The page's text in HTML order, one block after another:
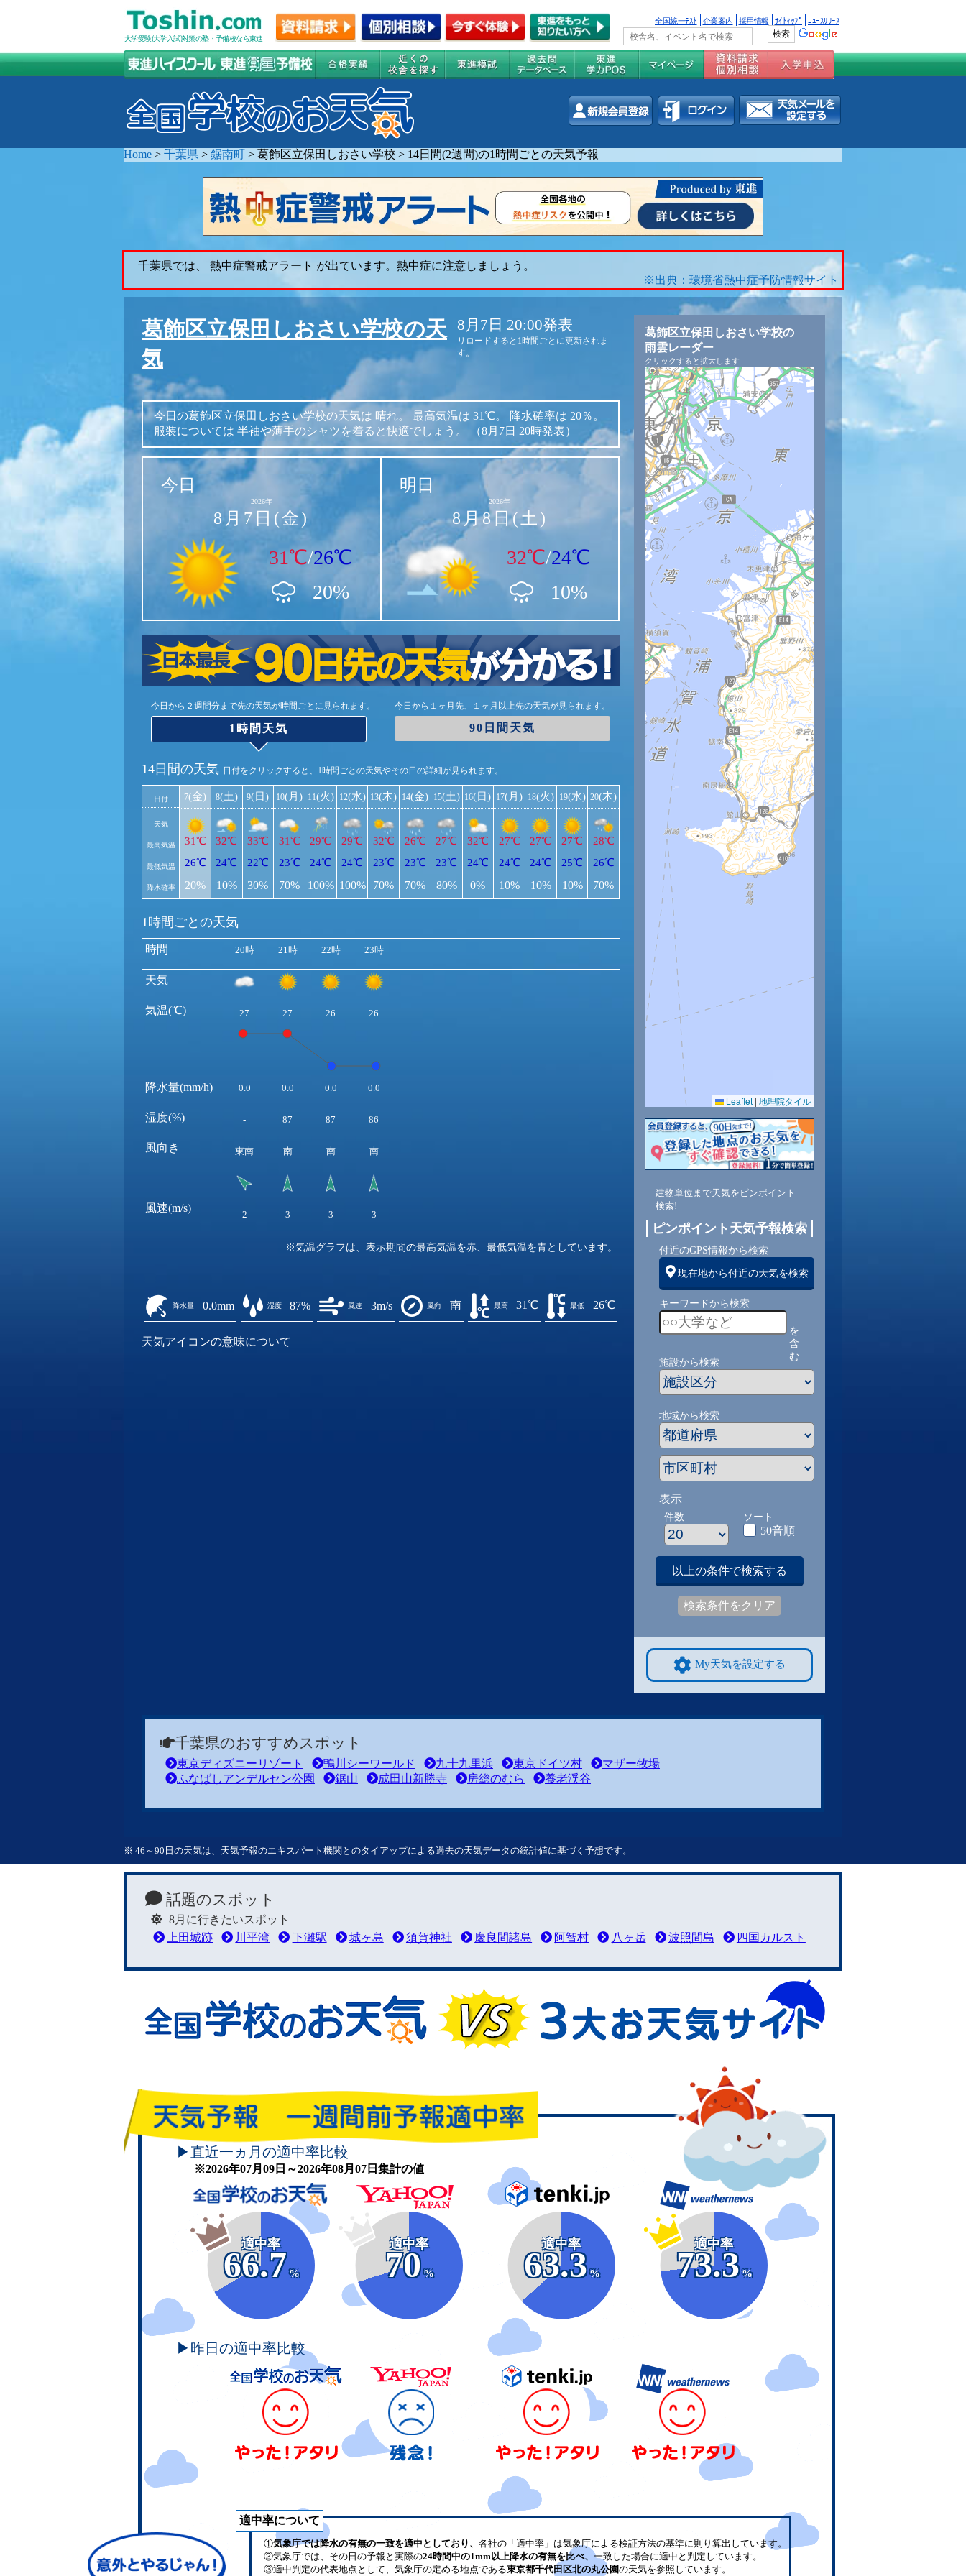
大学受験(大学入試)対策の塾・予備校なら東進
全国統一ﾃｽﾄ 企業案内 採用情報 ｻｲﾄﾏｯﾌﾟ ﾆｭｰｽﾘﾘｰｽ
Home > 千葉県 > 鋸南町 > 葛飾区立保田しおさい学校 > 14日間(2週間)の1時間ごとの天気予報
千葉県では、 熱中症警戒アラート が出ています。熱中症に注意しましょう。
※出典：環境省熱中症予防情報サイト
葛飾区立保田しおさい学校の天
気
8月7日 20:00発表
リロードすると1時間ごとに更新されま
す。
今日の葛飾区立保田しおさい学校の天気は 晴れ。 最高気温は 31℃。 降水確率は 20％。
服装については 半袖や薄手のシャツを着ると快適でしょう。 （8月7日 20時発表）
今日
2026年
8月7日(金)
31℃/26℃
20%
明日
2026年
8月8日(土)
32℃/24℃
10%
今日から２週間分まで先の天気が時間ごとに見られます。
1時間天気
今日から１ヶ月先、１ヶ月以上先の天気が見られます。
90日間天気
14日間の天気 日付をクリックすると、1時間ごとの天気やその日の詳細が見られます。
日付
天気
最高気温
最低気温
降水確率
7(金)
31℃
26℃
20%
8(土)
32℃
24℃
10%
9(日)
33℃
22℃
30%
10(月)
31℃
23℃
70%
11(火)
29℃
24℃
100%
12(水)
29℃
24℃
100%
13(木)
32℃
23℃
70%
14(金)
26℃
23℃
70%
15(土)
27℃
23℃
80%
16(日)
32℃
24℃
0%
17(月)
27℃
24℃
10%
18(火)
27℃
24℃
10%
19(水)
27℃
25℃
10%
20(木)
28℃
26℃
70%
1時間ごとの天気
時間
天気
気温(℃)
降水量(mm/h)
湿度(%)
風向き
風速(m/s)
20時 21時 22時 23時
27 27 26 26
0.0 0.0 0.0 0.0
- 87 87 86
東南 南 南 南
2 3 3 3
※気温グラフは、表示期間の最高気温を赤、最低気温を青としています。
降水量 0.0mm 湿度 87% 風速 3m/s 風向 南 最高 31℃ 最低 26℃
天気アイコンの意味について
葛飾区立保田しおさい学校の
雨雲レーダー
クリックすると拡大します
Leaflet | 地理院タイル
建物単位まで天気をピンポイント
検索!
ピンポイント天気予報検索
付近のGPS情報から検索
現在地から付近の天気を検索
キーワードから検索
を
含
む
施設から検索
地域から検索
表示
件数 ソート
50音順
以上の条件で検索する
検索条件をクリア
My天気を設定する
千葉県のおすすめスポット
東京ディズニーリゾート 鴨川シーワールド 九十九里浜 東京ドイツ村
マザー牧場
ふなばしアンデルセン公園
鋸山 成田山新勝寺 房総のむら 養老渓谷
※ 46～90日の天気は、天気予報のエキスパート機関とのタイアップによる過去の天気データの統計値に基づく予想です。
話題のスポット
8月に行きたいスポット
上田城跡
川平湾 下灘駅 城ヶ島 須賀神社 慶良間諸島 阿智村 八ヶ岳 波照間島 四国カルスト
▶直近一ヵ月の適中率比較
※2026年07月09日～2026年08月07日集計の値
適中率
66.7
%
適中率
70
%
適中率
63.3
%
適中率
73.3
%
▶昨日の適中率比較
適中率について
①気象庁では降水の有無の一致を適中としており、 各社の「適中率」は気象庁による検証方法の基準に則り算出しています。
②気象庁では、その日の予報と実際の24時間中の1mm以上降水の有無を比べ、 一致した場合に適中と判定しています。
③適中判定の代表地点として、気象庁の定める地点である東京都千代田区北の丸公園の天気を参照しています。